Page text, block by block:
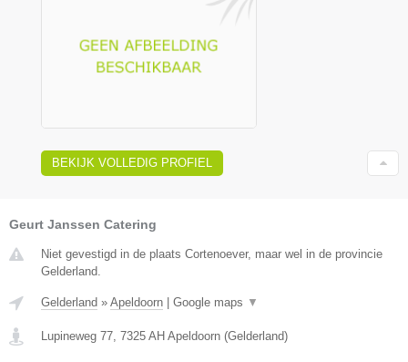
BEKIJK VOLLEDIG PROFIEL
Geurt Janssen Catering
Niet gevestigd in de plaats Cortenoever, maar wel in de provincie
Gelderland.
Gelderland » Apeldoorn Google maps ▼
Lupineweg 77, 7325 AH Apeldoorn (Gelderland)